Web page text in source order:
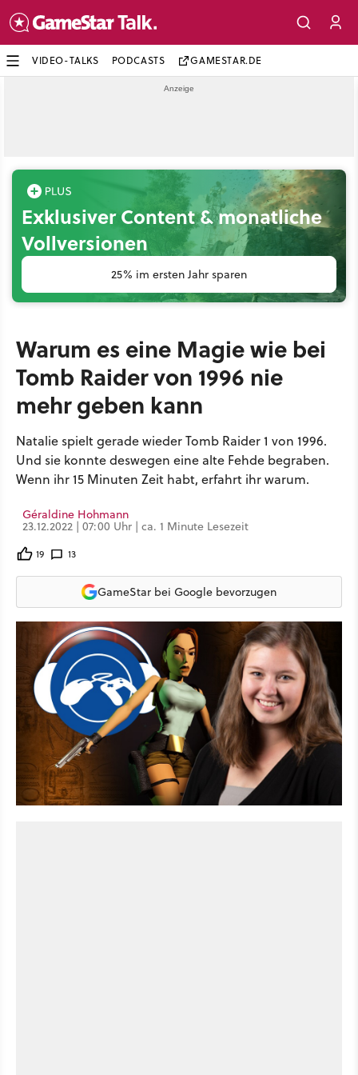
VIDEO-TALKS PODCASTS GAMESTAR.DE
Exklusiver Content & monatliche
Vollversionen
25% im ersten Jahr sparen
Warum es eine Magie wie bei
Tomb Raider von 1996 nie
mehr geben kann
Natalie spielt gerade wieder Tomb Raider 1 von 1996.
Und sie konnte deswegen eine alte Fehde begraben.
Wenn ihr 15 Minuten Zeit habt, erfahrt ihr warum.
Géraldine Hohmann
23.12.2022 | 07:00 Uhr | ca. 1 Minute Lesezeit
19 13
GameStar bei Google bevorzugen